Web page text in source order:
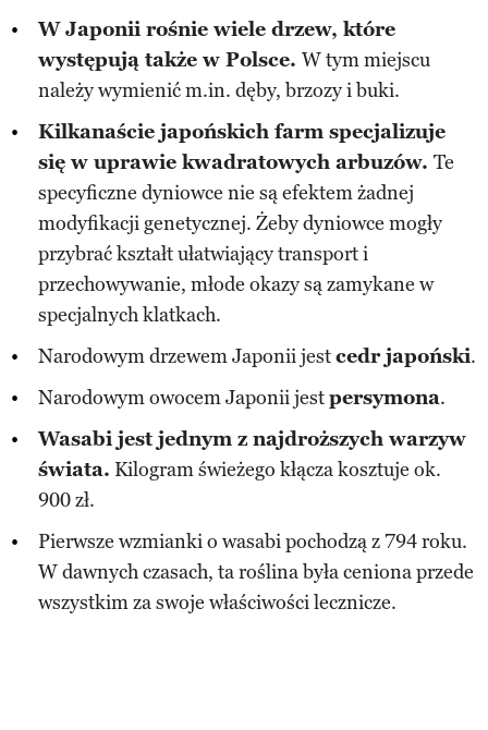
W Japonii rośnie wiele drzew, które
występują także w Polsce. W tym miejscu
należy wymienić m.in. dęby, brzozy i buki.
Kilkanaście japońskich farm specjalizuje
się w uprawie kwadratowych arbuzów. Te
specyficzne dyniowce nie są efektem żadnej
modyfikacji genetycznej. Żeby dyniowce mogły
przybrać kształt ułatwiający transport i
przechowywanie, młode okazy są zamykane w
specjalnych klatkach.
Narodowym drzewem Japonii jestcedr japoński.
Narodowym owocem Japonii jestpersymona.
Wasabi jest jednym z najdroższych warzyw
świata. Kilogram świeżego kłącza kosztuje ok.
900 zł.
Pierwsze wzmianki o wasabi pochodzą z 794 roku.
W dawnych czasach, ta roślina była ceniona przede
wszystkim za swoje właściwości lecznicze.